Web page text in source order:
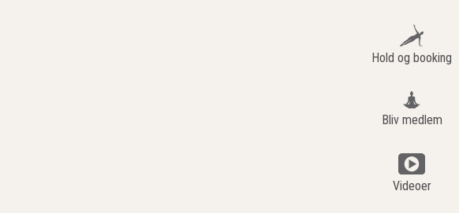
Hold og booking
Bliv medlem
Videoer